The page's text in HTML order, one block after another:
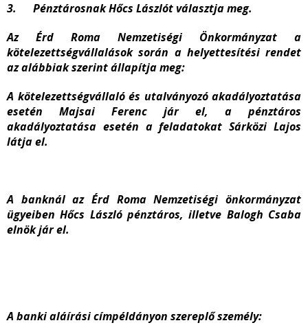
3. Pénztárosnak Hőcs Lászlót választja meg.
Az Érd Roma Nemzetiségi Önkormányzat a
kötelezettségvállalások során a helyettesítési rendet
az alábbiak szerint állapítja meg:
A kötelezettségvállaló és utalványozó akadályoztatása
esetén Majsai Ferenc jár el, a pénztáros
akadályoztatása esetén a feladatokat Sárközi Lajos
látja el.
A banknál az Érd Roma Nemzetiségi önkormányzat
ügyeiben Hőcs László pénztáros, illetve Balogh Csaba
elnök jár el.
A banki aláírási címpéldányon szereplő személy: